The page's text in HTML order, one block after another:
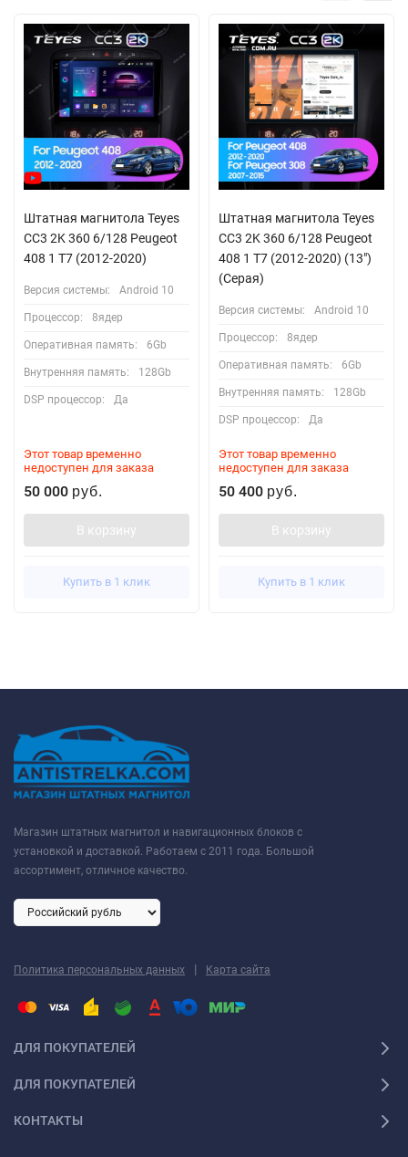
Штатная магнитола Teyes
CC3 2K 360 6/128 Peugeot
408 1 T7 (2012-2020)
Версия системы: Android 10
Процессор: 8ядер
Оперативная память: 6Gb
Внутренняя память: 128Gb
DSP процессор: Да
Этот товар временно
недоступен для заказа
50 000 руб.
В корзину
Купить в 1 клик
Штатная магнитола Teyes
CC3 2K 360 6/128 Peugeot
408 1 T7 (2012-2020) (13")
(Серая)
Версия системы: Android 10
Процессор: 8ядер
Оперативная память: 6Gb
Внутренняя память: 128Gb
DSP процессор: Да
Этот товар временно
недоступен для заказа
50 400 руб.
В корзину
Купить в 1 клик
Магазин штатных магнитол и навигационных блоков с
установкой и доставкой. Работаем с 2011 года. Большой
ассортимент, отличное качество.
Политика персональных данных | Карта сайта
ДЛЯ ПОКУПАТЕЛЕЙ
ДЛЯ ПОКУПАТЕЛЕЙ
КОНТАКТЫ